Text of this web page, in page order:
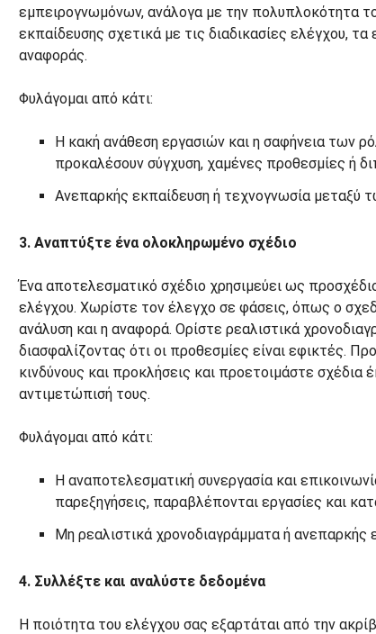
εμπειρογνωμόνων, ανάλογα με την πολυπλοκότητα
εκπαίδευσης σχετικά με τις διαδικασίες ελέγχου,
αναφοράς.
Φυλάγομαι από κάτι:
Η κακή ανάθεση εργασιών και η σαφήνεια των
προκαλέσουν σύγχυση, χαμένες προθεσμίες ή
Ανεπαρκής εκπαίδευση ή τεχνογνωσία μεταξύ
3. Αναπτύξτε ένα ολοκληρωμένο σχέδιο
Ένα αποτελεσματικό σχέδιο χρησιμεύει ως
ελέγχου. Χωρίστε τον έλεγχο σε φάσεις, όπως ο
ανάλυση και η αναφορά. Ορίστε ρεαλιστικά
διασφαλίζοντας ότι οι προθεσμίες είναι εφικτές.
κινδύνους και προκλήσεις και προετοιμάστε σχέδια
αντιμετώπισή τους.
Φυλάγομαι από κάτι:
Η αναποτελεσματική συνεργασία και
παρεξηγήσεις, παραβλέπονται εργασίες και
Μη ρεαλιστικά χρονοδιαγράμματα ή ανεπαρκής
4. Συλλέξτε και αναλύστε δεδομένα
Η ποιότητα του ελέγχου σας εξαρτάται από την